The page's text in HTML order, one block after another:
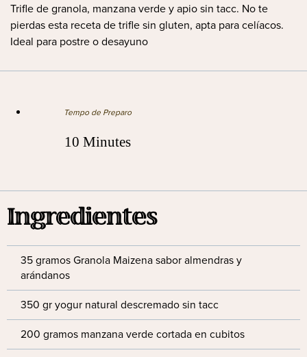
Trifle de granola, manzana verde y apio sin tacc. No te
pierdas esta receta de trifle sin gluten, apta para celíacos.
Ideal para postre o desayuno
Tempo de Preparo
10 Minutes
Ingredientes
35 gramos Granola Maizena sabor almendras y
arándanos
350 gr yogur natural descremado sin tacc
200 gramos manzana verde cortada en cubitos